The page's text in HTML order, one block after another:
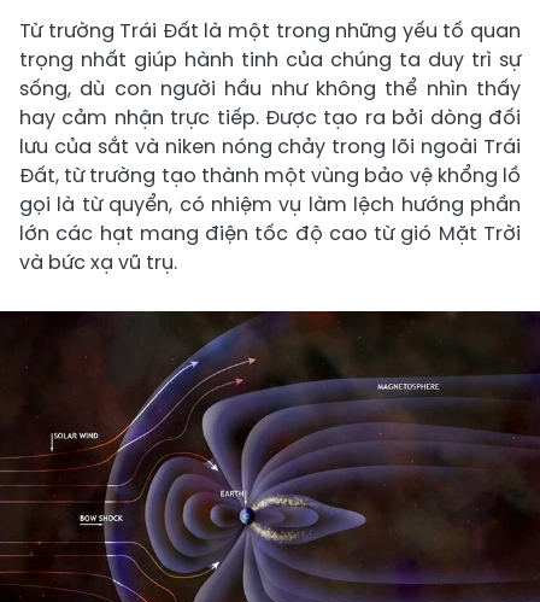
Từ trường Trái Đất là một trong những yếu tố quan
trọng nhất giúp hành tinh của chúng ta duy trì sự
sống, dù con người hầu như không thể nhìn thấy
hay cảm nhận trực tiếp. Được tạo ra bởi dòng đối
lưu của sắt và niken nóng chảy trong lõi ngoài Trái
Đất, từ trường tạo thành một vùng bảo vệ khổng lồ
gọi là từ quyển, có nhiệm vụ làm lệch hướng phần
lớn các hạt mang điện tốc độ cao từ gió Mặt Trời
và bức xạ vũ trụ.